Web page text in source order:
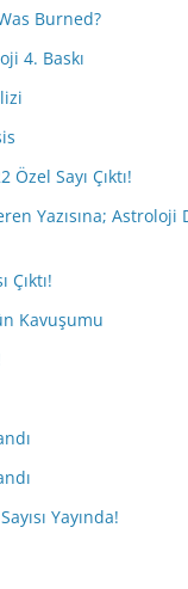
Burned?
4. Baskı
Sayı Çıktı!
Yazısına;
Çıktı!
Kavuşumu
Yayında!